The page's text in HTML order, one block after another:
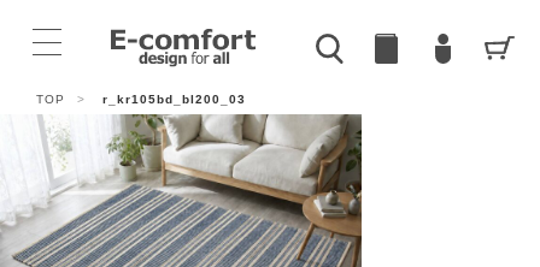
TOP > r_kr105bd_bl200_03